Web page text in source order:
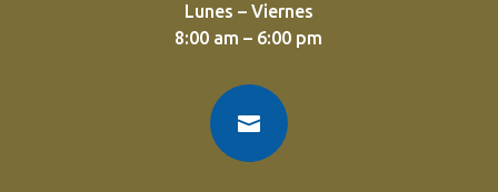
Lunes – Viernes
8:00 am – 6:00 pm
